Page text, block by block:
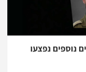
נוספים נפצעו